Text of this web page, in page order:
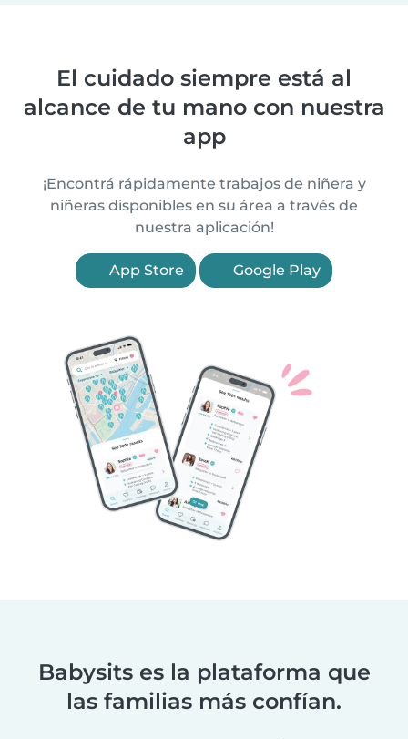
El cuidado siempre está al
alcance de tu mano con nuestra
app
¡Encontrá rápidamente trabajos de niñera y
niñeras disponibles en su área a través de
nuestra aplicación!
App Store Google Play
Babysits es la plataforma que
las familias más confían.